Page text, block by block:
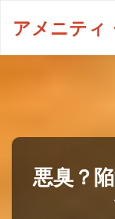
アメニティ
悪臭？